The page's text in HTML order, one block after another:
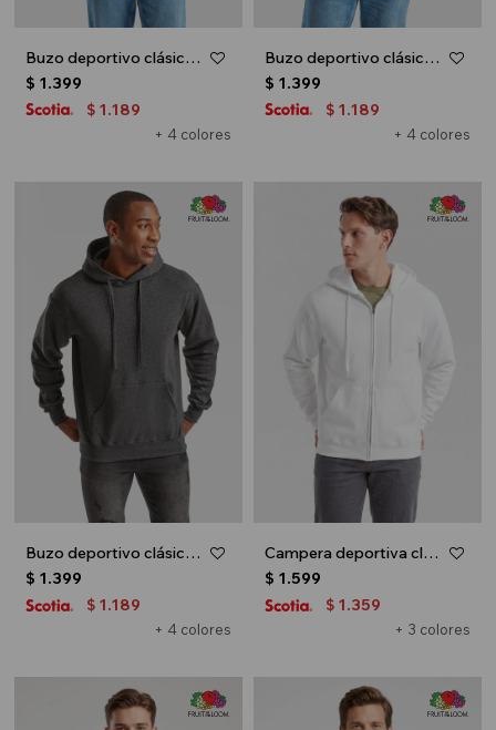
Buzo deportivo clásico con capucha - Verde oliva
+ 4 colores
$ 1.399
$ 1.189
Buzo deportivo clásico con capucha - Gris melange claro
+ 4 colores
$ 1.399
$ 1.189
Buzo deportivo clásico con capucha - Gris melange oscuro
+ 4 colores
$ 1.399
$ 1.189
Campera deportiva clásica con capucha - UNISEX - Blanco
+ 3 colores
$ 1.599
$ 1.359